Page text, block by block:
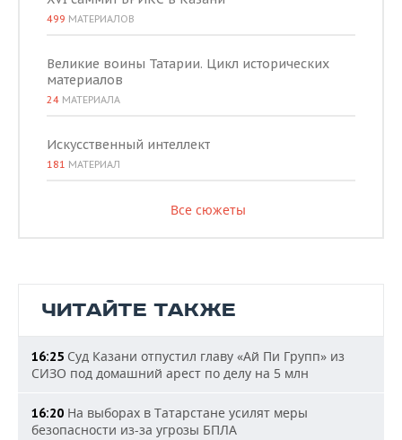
499 МАТЕРИАЛОВ
Великие воины Татарии. Цикл исторических
материалов
24 МАТЕРИАЛА
Искусственный интеллект
181 МАТЕРИАЛ
Все сюжеты
ЧИТАЙТЕ ТАКЖЕ
16:25 Суд Казани отпустил главу «Ай Пи Групп» из
СИЗО под домашний арест по делу на 5 млн
16:20 На выборах в Татарстане усилят меры
безопасности из-за угрозы БПЛА